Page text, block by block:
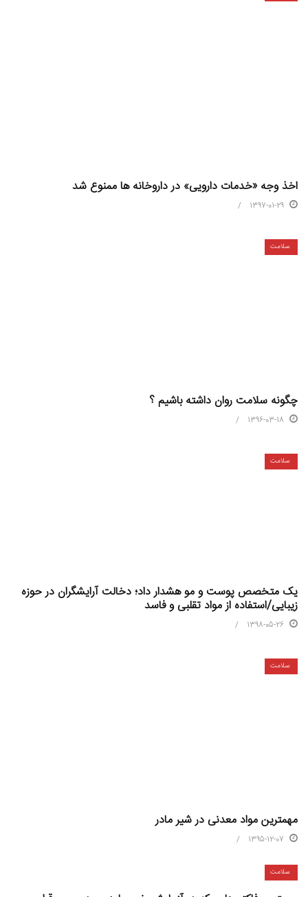
اخذ وجه «خدمات دارویی» در داروخانه ها ممنوع شد
1397-01-29
سلامت
چگونه سلامت روان داشته باشیم ؟
1396-03-18
سلامت
یک متخصص پوست و مو هشدار داد؛ دخالت آرایشگران در حوزه
زیبایی/استفاده از مواد تقلبی و فاسد
1398-05-26
سلامت
مهمترین مواد معدنی در شیر مادر
1395-12-07
سلامت